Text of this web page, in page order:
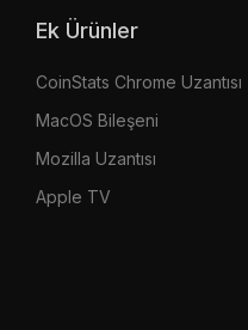
Ek Ürünler
CoinStats Chrome Uzantısı
MacOS Bileşeni
Mozilla Uzantısı
Apple TV